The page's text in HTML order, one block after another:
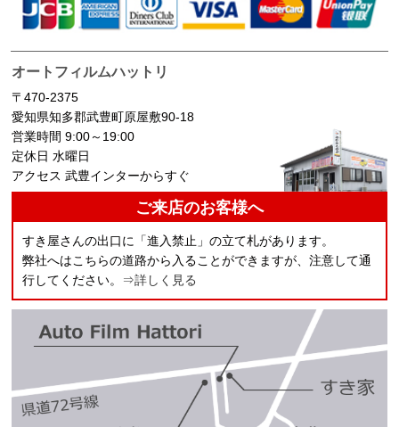
オートフィルムハットリ
〒470-2375
愛知県知多郡武豊町原屋敷90-18
営業時間 9:00～19:00
定休日 水曜日
アクセス 武豊インターからすぐ
ご来店のお客様へ
すき屋さんの出口に「進入禁止」の立て札があります。
弊社へはこちらの道路から入ることができますが、注意して通
行してください。 ⇒詳しく見る